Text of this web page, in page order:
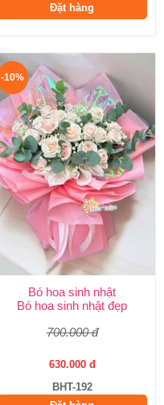
Đặt hàng
-10%
Bó hoa sinh nhật
Bó hoa sinh nhật đẹp
700.000 đ
630.000 đ
BHT-192